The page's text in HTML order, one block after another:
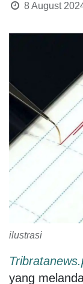
8 August
ilustrasi
yang